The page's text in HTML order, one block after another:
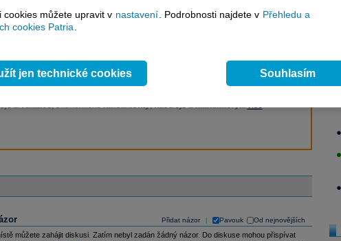
komentáře a horké zprávy jsou
terminálovou metodou (bez nutnosti obnovovat stránku) bez
zpravodajství, ale i další služby získáte v Patria Plus / Investor Plus -
mailové zpravodajství,dataz finančních trhů v reálném čase, kompletní
avaluace, ekonomickéfundamenty,nástrojeakalkulátory...více
Přidat názor Pavouk Od nejnovějších
můžete zahájit diskusi. Zatím nebyl zadán žádný názor. Do diskuse mohou přispívat
cookies můžete upravit v nastavení . Podrobnosti najdete v Přehledu a
cookies Patria
jen technické cookies Souhlasím